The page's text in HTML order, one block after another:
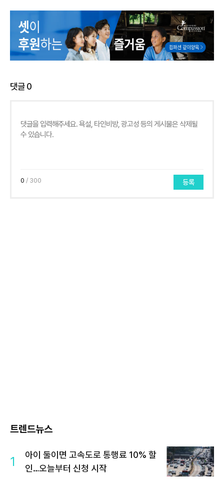
댓글0
0 / 300 등록
트렌드뉴스
1
아이 둘이면 고속도로 통행료 10% 할
인…오늘부터 신청 시작